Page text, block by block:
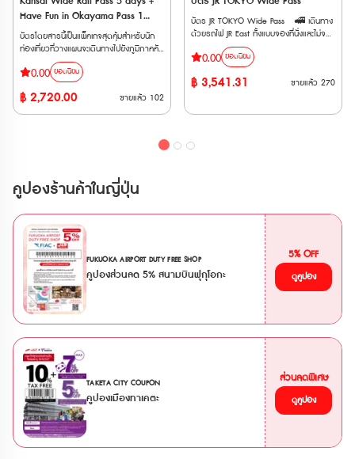
Have Fun in Okayama Pass 1
week Free Pass
บัตรโดยสารนี้เป็นแพ็คเกจสุดคุ้มสำหรับนัก
ท่องเที่ยวที่วางแผนจะเดินทางไปยังภูมิภาคคัน
ไซและโอกายามะในประเทศญี่ปุ่น (ตั๋วสำหรับ
ผู้ใหญ่ อายุ 12 ปีขึ้นไป) โดยประกอบด้วย
Wide Area 5 Days : เป็นบัตรโดยสาร
รถไฟ JR ที่ให้คุณเดินทางได้อย่างอิสระในพื้นที่
เที่ยวต่างๆ ในจังหวัดโอกายามะได้ฟรี
สามารถเข้าชมสถานที่ท่องเที่ยวได้ 3 สถานที่
โดยมีระยะเวลาการใช้งาน 7 วัน หลังจากการ
เข้าใช้ครั้งแรก (ตั๋ว Have Fun in Okayama
: ตั๋วมีอายุ 270 วัน นับจากวันที่สั่งซื้อ)
**ตั๋ว JR สามารถสั่งซื้อล่วงหน้าก่อนเดินทาง
ได้ 90 วัน เนื่องจากต้องนำ Voucher JR ไป
แลกตั๋วจริงที่ญี่ปุ่นภายในไม่เกิน 90 วัน
**กรณีทำรายการสั่งซื้อตั๋ว E-Ticket
ภายในเวลา 13.00 น. จะได้รับ Voucher
ทางอีเมลภายในวัน และหากสั่งซื้อหลังเวลา
ดังกล่าว จะได้รับภายในวันถัดไป บัตร JR
Pass สำหรับภูมิภาคคันไซ และ บัตร Have
Fun in Okayama Pass การใช้งาน •
สามารถใช้รถไฟ Sanyo Shinkansen (Shin-
Osaka-Okayama รวมไปถึง NOZOMI,
MIZUHO) • สามารถใช้รถไฟด่วนพิเศษและ
รถไฟธรรมดา (รวมไปถึงรถไฟเร็วและรถไฟ
เร็วพิเศษ) ภายใน Area แบบไม่ระบุที่นั่ง •
สามารถทำ Reserved Seat ที่ตู้ปกติได้ฟรี
แบบไม่จำกัดครั้ง สามารถใช้กับขบวน Sanyo
Shinkansen (Shin-Osaka-Okayama) และ
0.00 ยอดนิยม
฿ 2,720.00 ขายแล้ว 102
บัตร JR TOKYO Wide Pass 🚅 เดินทาง
ด้วยรถไฟ JR East ทั้งแบบจองที่นั่งและไม่จอง
ที่นั่ง ประเภท Local, Rapid, Limited
Express, Shinkansen ได้ไม่จำกัดเที่ยว
เอกชนหลายสาย เช่น Fujikyu Railway, Izu
Kinugawa และ SPACIA Kinugawa ตั๋ว
รถไฟสาย Tokyo Monorail • รถไฟสาย
รถไฟสาย Joshin Dentetsu • รถไฟสาย
Saitama New Urban Transit (Ōmiya -
the Railway Museum) • รถไฟสาย Tokyo
Waterfront Area Rapid Transit (Rinkai) •
รถไฟ Hokuriku Shinkansen ระหว่าง
Joetsu Shinkansen ระหว่าง Tokyo - Gala
Yuzawa • รถไฟ Tohoku Shinkansen
ระหว่าง Tokyo - Nasushiobara •
รถไฟ Tobu ไม่ว่าจะเป็น Nikkō, SPACIA
Nikkō, Kinugawa และ SPACIA Kinugawa
Wide Pass กับรถไฟสาย Tokaido
Green Car หรือรถไฟตู้นอน ต้องซื้อตั๋ว
ระบุที่นั่งแบบ Super Express เพิ่มเติม * การ
โดยสาร Fujisan Express, Fujisan View
0.00 ยอดนิยม
฿ 3,541.31 ขายแล้ว 270
คูปองร้านค้าในญี่ปุ่น
FUKUOKA AIRPORT DUTY FREE SHOP
คูปองส่วนลด 5% สนามบินฟุกุโอกะ
5% OFF
ดูคูปอง
TAKETA CITY COUPON
คูปองเมืองทาเคตะ
ส่วนลดพิเศษ
ดูคูปอง